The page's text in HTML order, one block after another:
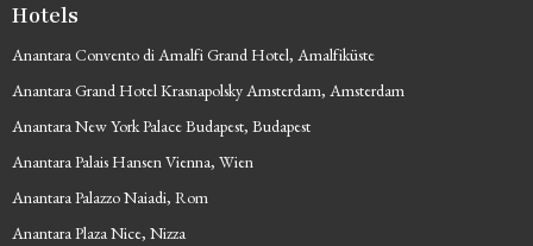
Hotels
Anantara Convento di Amalfi Grand Hotel, Amalfiküste
Anantara Grand Hotel Krasnapolsky Amsterdam, Amsterdam
Anantara New York Palace Budapest, Budapest
Anantara Palais Hansen Vienna, Wien
Anantara Palazzo Naiadi, Rom
Anantara Plaza Nice, Nizza